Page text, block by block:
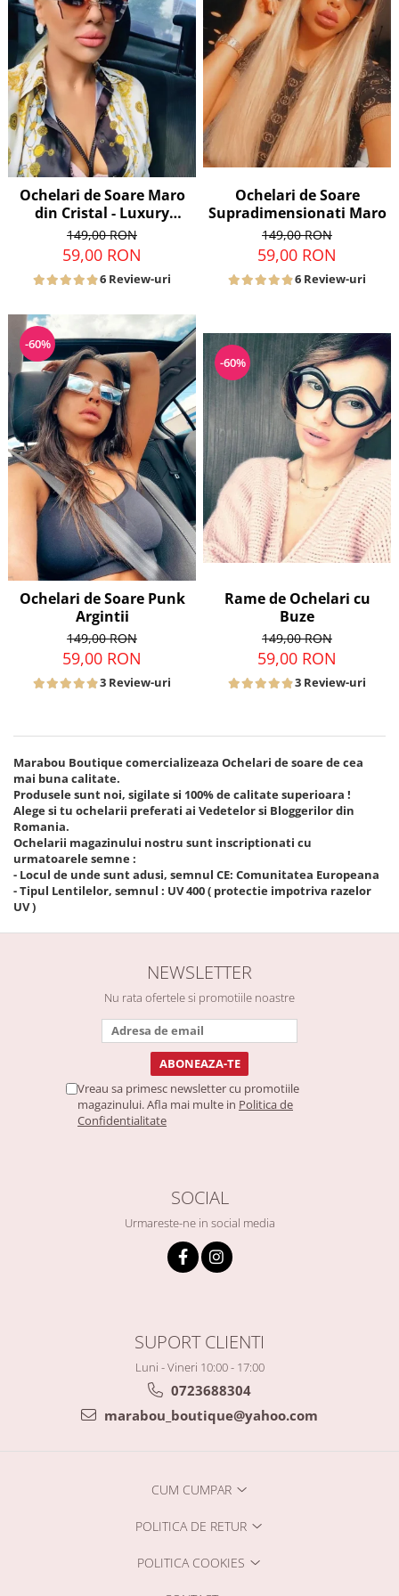
Ochelari de Soare Maro
din Cristal - Luxury
Edition
149,00 RON
59,00 RON
6 Review-uri
Ochelari de Soare
Supradimensionati Maro
149,00 RON
59,00 RON
6 Review-uri
-60%
Ochelari de Soare Punk
Argintii
149,00 RON
59,00 RON
3 Review-uri
-60%
Rame de Ochelari cu
Buze
149,00 RON
59,00 RON
3 Review-uri
Marabou Boutique comercializeaza Ochelari de soare decea
mai buna calitate.
Produsele sunt noi, sigilate si 100% de calitate superioara !
Alege si tu ochelarii preferati ai Vedetelor si Bloggerilor din
Romania.
Ochelarii magazinului nostru sunt inscriptionati cu
urmatoarele semne :
- ​Locul de unde sunt adusi, semnul CE: Comunitatea Europeana
- Tipul Lentilelor, semnul : UV 400 ( protectie impotriva razelor
UV )
NEWSLETTER
Nu rata ofertele si promotiile noastre
Vreau sa primesc newsletter cu promotiile
magazinului. Afla mai multe in Politica de
Confidentialitate
SOCIAL
Urmareste-ne in social media
SUPORT CLIENTI
Luni - Vineri 10:00 - 17:00
0723688304
marabou_boutique@yahoo.com
CUM CUMPAR
POLITICA DE RETUR
POLITICA COOKIES